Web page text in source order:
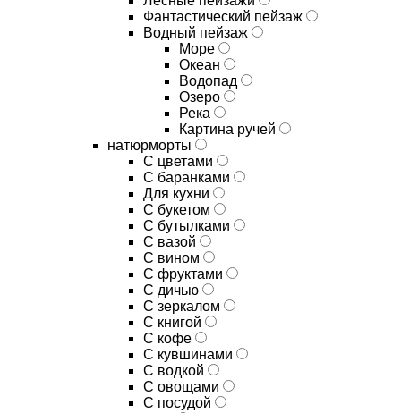
Фантастический пейзаж
Водный пейзаж
Море
Океан
Водопад
Озеро
Река
Картина ручей
натюрморты
С цветами
С баранками
Для кухни
C букетом
C бутылками
C вазой
C вином
C фруктами
C дичью
C зеркалом
C книгой
C кофе
C кувшинами
C водкой
C овощами
C посудой